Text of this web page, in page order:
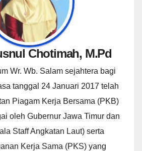
Chotimah, M.Pd
Wr. Wb. Salam sejahtera bagi
tanggal 24 Januari 2017 telah
Piagam Kerja Bersama (PKB)
oleh Gubernur Jawa Timur dan
Staff Angkatan Laut) serta
Kerja Sama (PKS) yang